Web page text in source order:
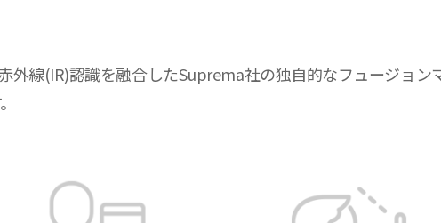
外線(IR)認識を融合したSuprema社の独自的なフュージョン